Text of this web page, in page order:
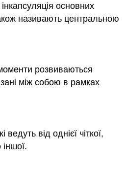
основних
називають центральною
розвиваються
між собою в рамках
від однієї чіткої,